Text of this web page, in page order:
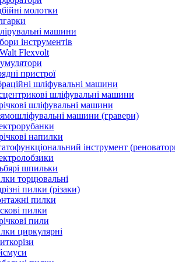
молотки
машини
інструментів
Flexvolt
пристрої
шліфувальні машини
шліфувальні машини
шліфувальні машини
машини (гравери)
напилки
інструмент
шпильки
торцювальні
пилки (різаки)
пилки
пилки
пили
циркулярні